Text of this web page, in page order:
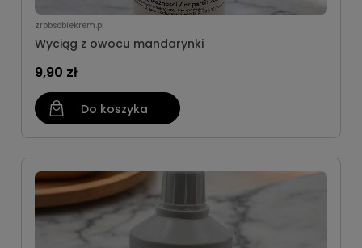
zrobsobiekrem.pl
Wyciąg z owocu mandarynki
9,90 zł
Do koszyka